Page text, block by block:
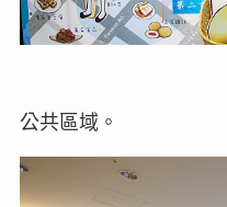
公共區域。